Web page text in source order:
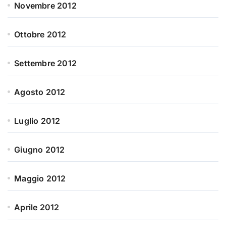
Novembre 2012
Ottobre 2012
Settembre 2012
Agosto 2012
Luglio 2012
Giugno 2012
Maggio 2012
Aprile 2012